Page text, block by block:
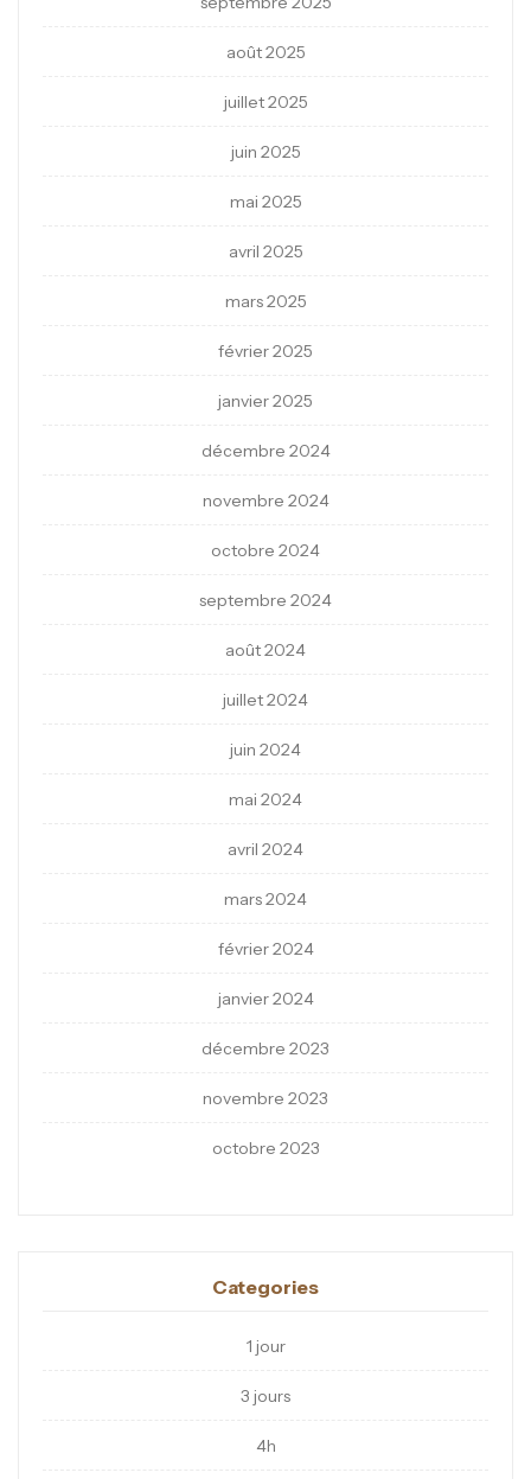
août 2025
juillet 2025
juin 2025
mai 2025
avril 2025
mars 2025
février 2025
janvier 2025
décembre 2024
novembre 2024
octobre 2024
septembre 2024
août 2024
juillet 2024
juin 2024
mai 2024
avril 2024
mars 2024
février 2024
janvier 2024
décembre 2023
novembre 2023
octobre 2023
Categories
1 jour
3 jours
4h